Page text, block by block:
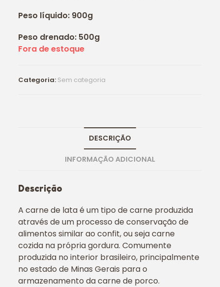
Peso líquido: 900g
Peso drenado: 500g
Fora de estoque
Categoria: Sem categoria
DESCRIÇÃO
INFORMAÇÃO ADICIONAL
Descrição
A carne de lata é um tipo de carne produzida
através de um processo de conservação de
alimentos similar ao confit, ou seja carne
cozida na própria gordura. Comumente
produzida no interior brasileiro, principalmente
no estado de Minas Gerais para o
armazenamento da carne de porco.